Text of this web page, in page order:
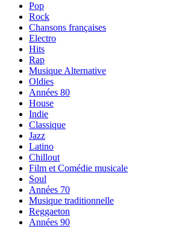
Pop
Rock
Chansons françaises
Electro
Hits
Rap
Musique Alternative
Oldies
Années 80
House
Indie
Classique
Jazz
Latino
Chillout
Film et Comédie musicale
Soul
Années 70
Musique traditionnelle
Reggaeton
Années 90